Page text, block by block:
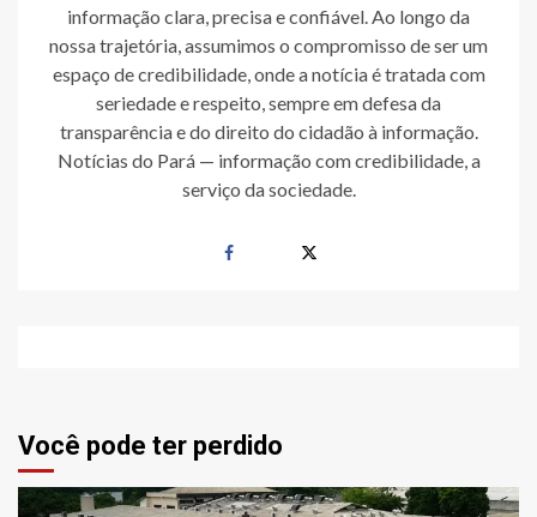
informação clara, precisa e confiável. Ao longo da
nossa trajetória, assumimos o compromisso de ser um
espaço de credibilidade, onde a notícia é tratada com
seriedade e respeito, sempre em defesa da
transparência e do direito do cidadão à informação.
Notícias do Pará — informação com credibilidade, a
serviço da sociedade.
Você pode ter perdido